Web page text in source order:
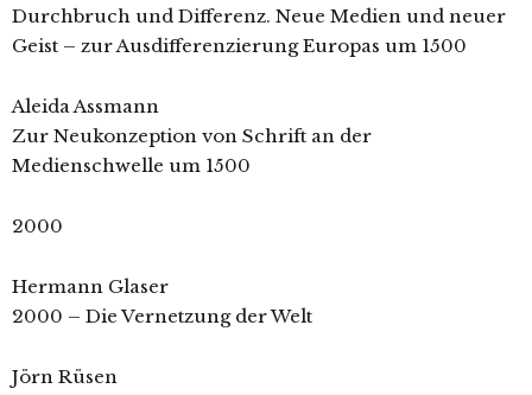
Durchbruch und Differenz. Neue Medien und neuer
Geist – zur Ausdifferenzierung Europas um 1500
Aleida Assmann
Zur Neukonzeption von Schrift an der
Medienschwelle um 1500
2000
Hermann Glaser
2000 – Die Vernetzung der Welt
Jörn Rüsen